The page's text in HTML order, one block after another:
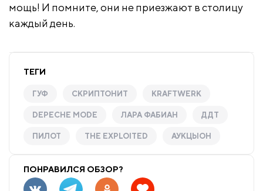
мощь! И помните, они не приезжают в столицу
каждый день.
ТЕГИ
ГУФ СКРИПТОНИТ KRAFTWERK
DEPECHE MODE ЛАРА ФАБИАН ДДТ
ПИЛОТ THE EXPLOITED АУКЦЫОН
ПОНРАВИЛСЯ ОБЗОР?